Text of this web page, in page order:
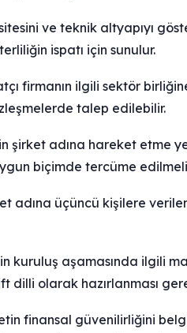
ve teknik altyapıyı
ispatı için sunulur.
firmanın ilgili sektör
talep edilebilir.
şirket adına hareket etme
biçimde tercüme
adına üçüncü kişilere
kuruluş aşamasında ilgili
dilli olarak hazırlanması
finansal güvenilirliğini